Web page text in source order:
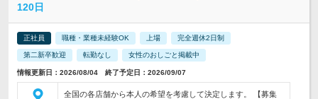
120日
正社員 職種・業種未経験OK 上場 完全週休2日制
第二新卒歓迎 転勤なし 女性のおしごと掲載中
情報更新日：2026/08/04 終了予定日：2026/09/07
全国の各店舗から本人の希望を考慮して決定します。 【募集